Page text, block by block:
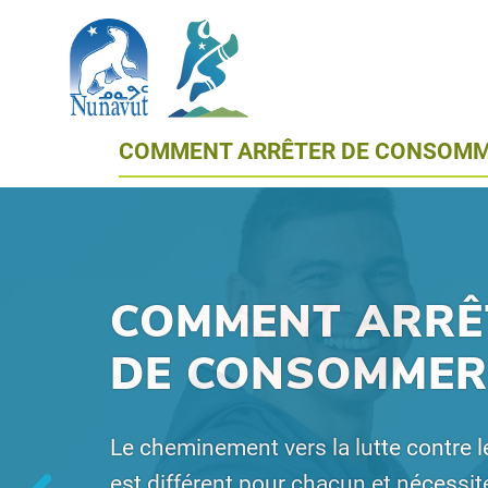
ALLER AU CONTENU PRINCIPAL
Main Navigation
COMMENT ARRÊTER DE
COMMENT
DE CONSOMMER
Le cheminement vers la lutte contre